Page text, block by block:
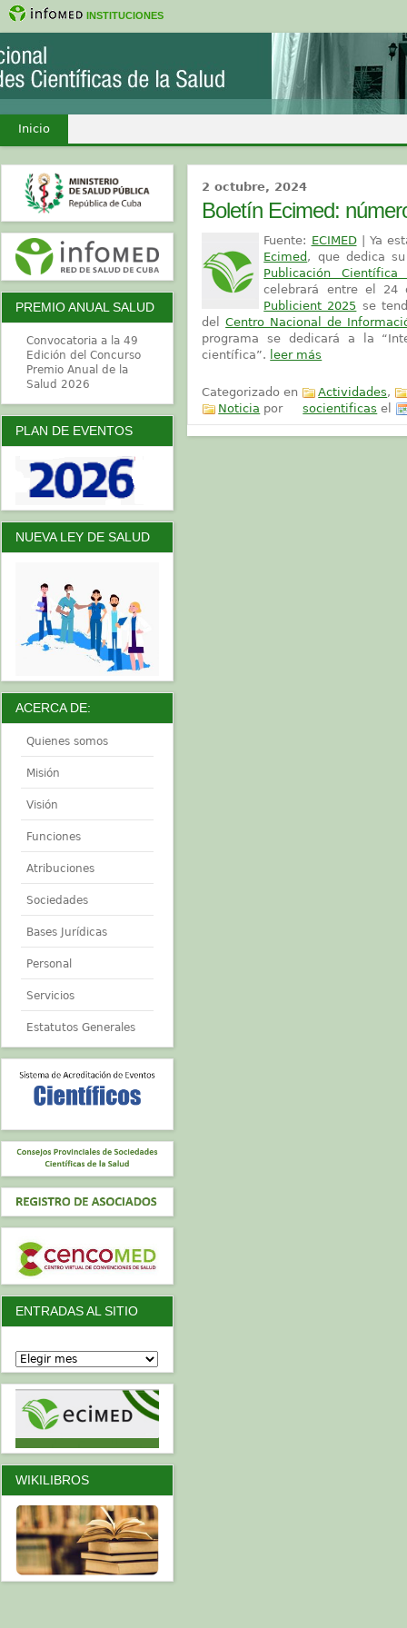
INSTITUCIONES
Inicio
2 octubre, 2024
Boletín Ecimed:
Fuente: ECIMED
| Ya
Ecimed , que dedica
Publicación
celebrará entre el
Publicient 2025 se
delCentro Nacional de
programa se dedicará a la
científica”. leer más
Categorizado en Actividades,
Noticia por socientificas el
PREMIO ANUAL SALUD
Convocatoria a la 49
Edición del Concurso
Premio Anual de la
Salud 2026
PLAN DE EVENTOS
NUEVA LEY DE SALUD
ACERCA DE:
Quienes somos
Misión
Visión
Funciones
Atribuciones
Sociedades
Bases Jurídicas
Personal
Servicios
Estatutos Generales
ENTRADAS AL SITIO
WIKILIBROS